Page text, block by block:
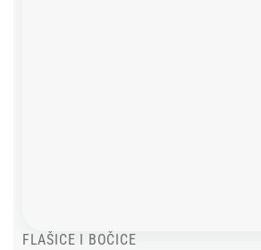
FLAŠICE I BOČICE